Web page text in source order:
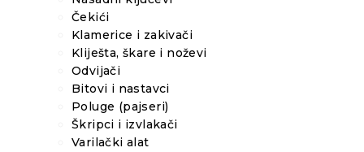
Čekići
Klamerice i zakivači
Kliješta, škare i noževi
Odvijači
Bitovi i nastavci
Poluge (pajseri)
Škripci i izvlakači
Varilački alat